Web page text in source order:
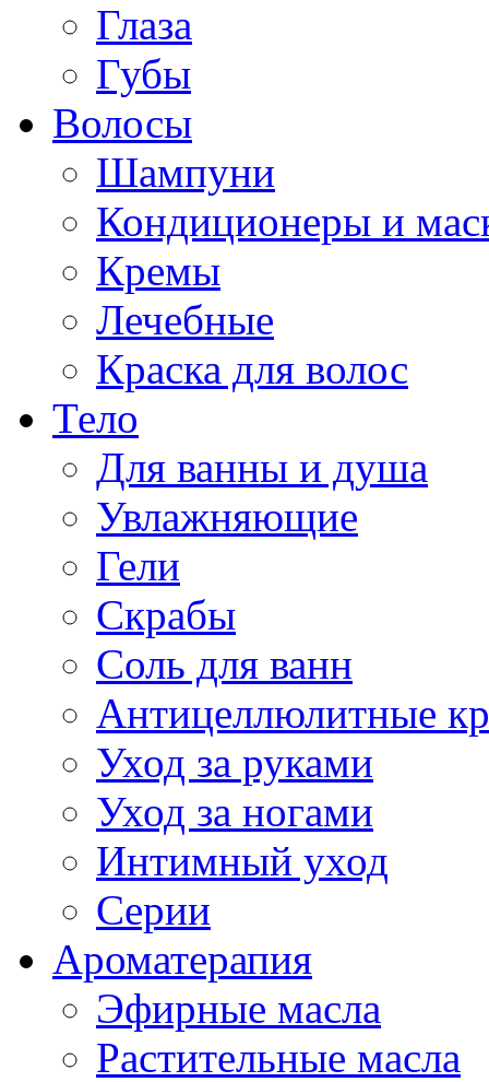
Глаза
Губы
Волосы
Шампуни
Кондиционеры и
Кремы
Лечебные
Краска для волос
Тело
Для ванны и душа
Увлажняющие
Гели
Скрабы
Соль для ванн
Антицеллюлитные
Уход за руками
Уход за ногами
Интимный уход
Серии
Ароматерапия
Эфирные масла
Растительные масла